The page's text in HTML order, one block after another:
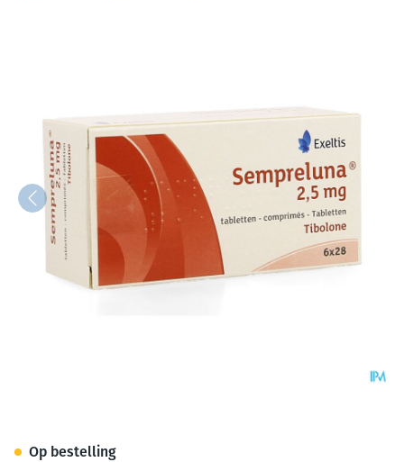
Op bestelling